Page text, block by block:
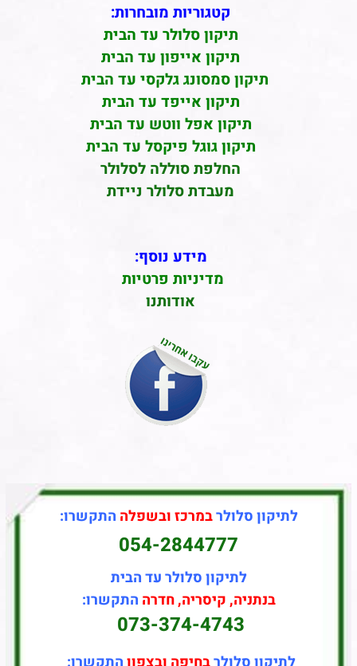
קטגוריות מובחרות:
תיקון סלולר עד הבית
תיקון אייפון עד הבית
תיקון סמסונג גלקסי עד הבית
תיקון אייפד עד הבית
תיקון אפל ווטש עד הבית
תיקון גוגל פיקסל עד הבית
החלפת סוללה לסלולר
מעבדת סלולר ניידת
מידע נוסף:
מדיניות פרטיות
אודותנו
לתיקון סלולרבמרכז ובשפלה התקשרו:
054-2844777
לתיקון סלולר עד הבית
בנתניה, קיסריה, חדרה התקשרו:
073-374-4743